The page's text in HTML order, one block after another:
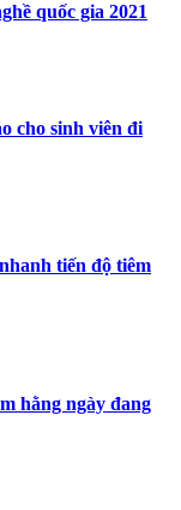
quốc gia 2021
cho sinh viên đi
tiến độ tiêm
hằng ngày đang